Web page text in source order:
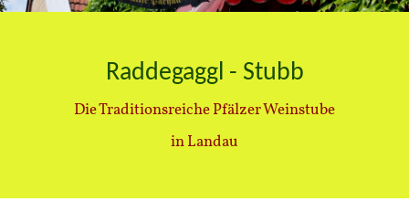
Raddegaggl - Stubb
Die Traditionsreiche Pfälzer Weinstube
in Landau